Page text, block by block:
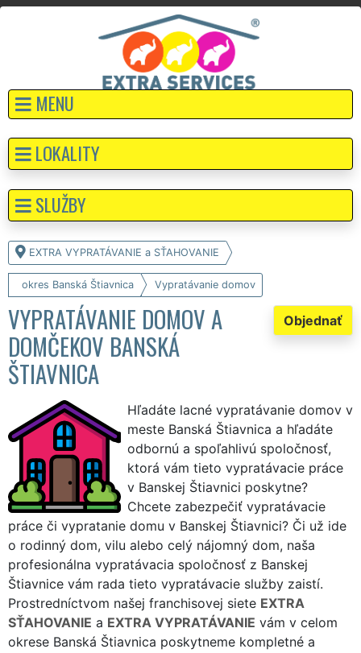
MENU
EXTRA VYPRATÁVANIE a SŤAHOVANIE
okres Banská Štiavnica Vypratávanie domov
Objednať
VYPRATÁVANIE DOMOV A
DOMČEKOV BANSKÁ
ŠTIAVNICA
Hľadáte lacné vypratávanie domov v
meste Banská Štiavnica a hľadáte
odbornú a spoľahlivú spoločnosť,
ktorá vám tieto vypratávacie práce
v Banskej Štiavnici poskytne?
Chcete zabezpečiť vypratávacie
práce či vypratanie domu v Banskej Štiavnici? Či už ide
o rodinný dom, vilu alebo celý nájomný dom, naša
profesionálna vypratávacia spoločnosť z Banskej
Štiavnice vám rada tieto vypratávacie služby zaistí.
Prostredníctvom našej franchisovej siete EXTRA
SŤAHOVANIE a EXTRA VYPRATÁVANIE vám v celom
okrese Banská Štiavnica poskytneme kompletné a
LOKALITY
SLUŽBY